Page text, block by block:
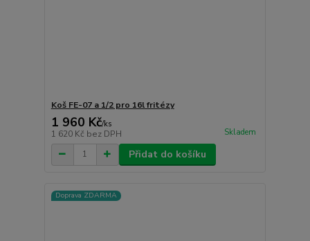
Koš FE-07 a 1/2 pro 16l fritézy
1 960 Kč/ks
1 620 Kč bez DPH Skladem
Přidat do košíku
Doprava ZDARMA